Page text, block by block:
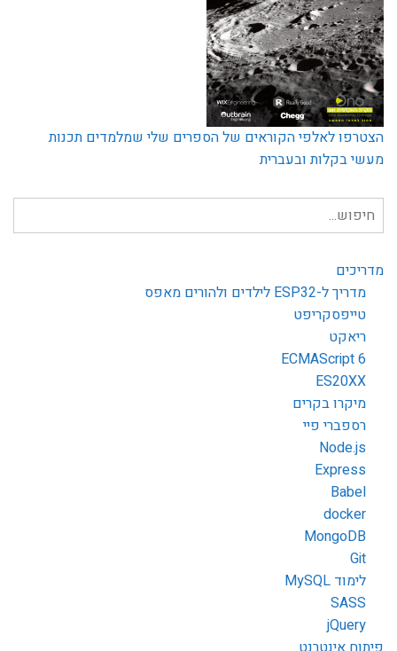
הצטרפו לאלפי הקוראים של הספרים שלי שמלמדים תכנות
מעשי בקלות ובעברית
חיפוש
עבור:
מדריכים
מדריך ל-ESP32 לילדים ולהורים מאפס
טייפסקריפט
ריאקט
ECMAScript 6
ES20XX
מיקרו בקרים
רספברי פיי
Node.js
Express
Babel
docker
MongoDB
Git
לימוד MySQL
SASS
jQuery